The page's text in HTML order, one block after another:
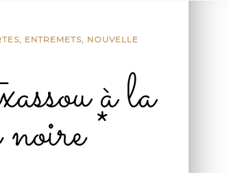
ENTREMETS, NOUVELLE
à la
noire *